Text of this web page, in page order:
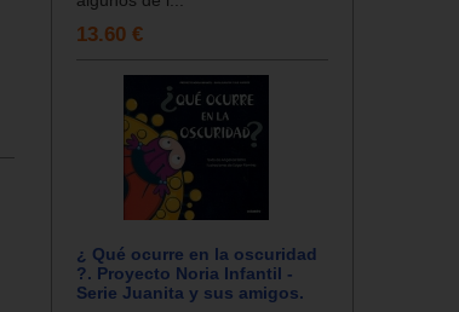
13.60 €
¿ Qué ocurre en la oscuridad
?. Proyecto Noria Infantil -
Serie Juanita y sus amigos.